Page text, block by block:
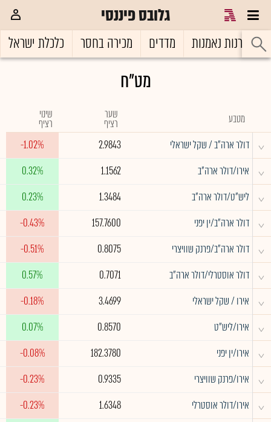
גלובס פיננסי
קרנות נאמנות מדדים מכירה בחסר כלכלת ישראל
מט"ח
מטבע שער
רציף
שינוי
רציף
^ דולר ארה"ב / שקל ישראלי 2.9843
-1.02%
^ אירו/דולר ארה"ב 1.1562
0.32%
^ ליש"ט/דולר ארה"ב 1.3484
0.23%
^ דולר ארה"ב/ין יפני 157.7600
-0.43%
^ דולר ארה"ב/פרנק שוויצרי 0.8075
-0.51%
^ דולר אוסטרלי/דולר ארה"ב 0.7071
0.57%
^ אירו / שקל ישראלי 3.4699
-0.18%
^ אירו/ליש"ט 0.8570
0.07%
^ אירו/ין יפני 182.3780
-0.08%
^ אירו/פרנק שוויצרי 0.9335
-0.23%
^ אירו/דולר אוסטרלי 1.6348
-0.23%